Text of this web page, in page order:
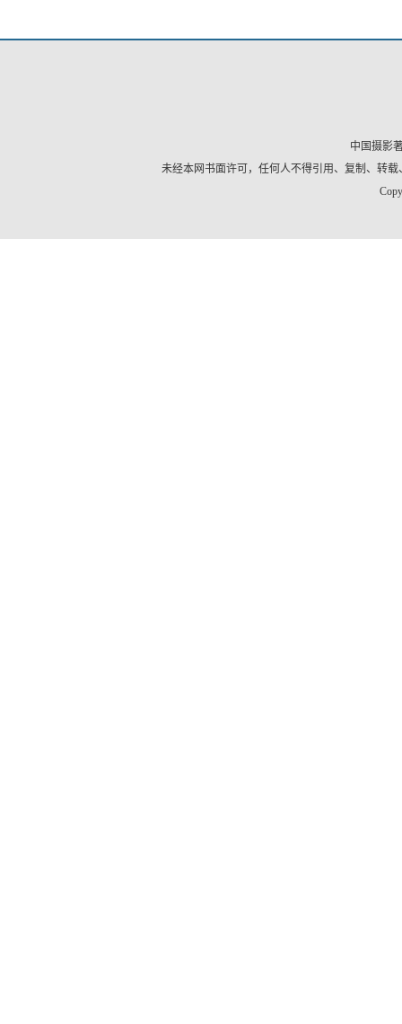
中国摄影
未经本网书面许可，任何人不得引用、复制、转